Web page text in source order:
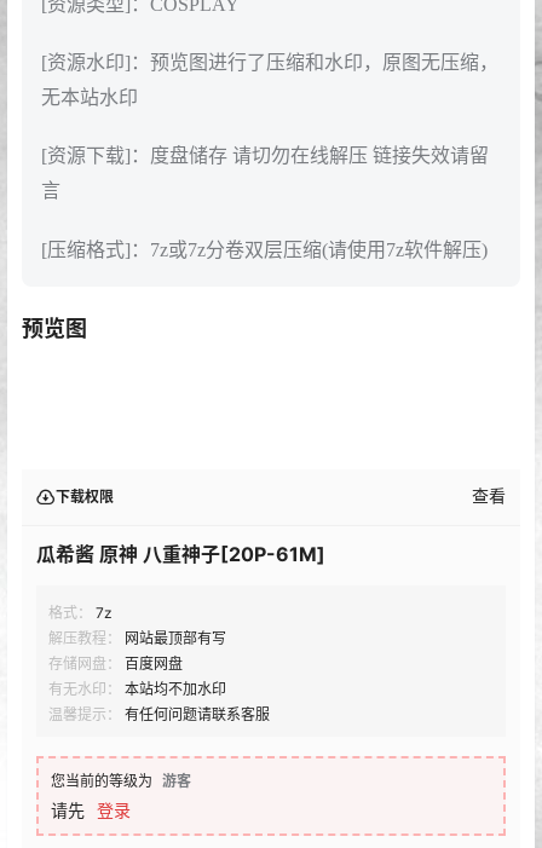
[资源类型]：COSPLAY
[资源水印]：预览图进行了压缩和水印，原图无压缩，
无本站水印
[资源下载]：度盘储存 请切勿在线解压 链接失效请留
言
[压缩格式]：7z或7z分卷双层压缩(请使用7z软件解压)
预览图
下载权限 查看
瓜希酱 原神 八重神子[20P-61M]
格式：
7z
解压教程：
网站最顶部有写
存储网盘：
百度网盘
有无水印：
本站均不加水印
温馨提示：
有任何问题请联系客服
您当前的等级为 游客
请先 登录